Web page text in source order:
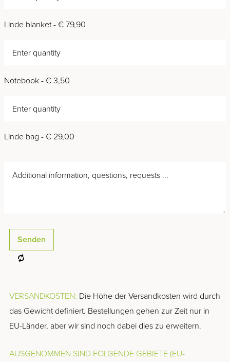
Linde blanket - € 79,90
Notebook - € 3,50
Linde bag - € 29,00
VERSANDKOSTEN: Die Höhe der Versandkosten wird durch
das Gewicht definiert. Bestellungen gehen zur Zeit nur in
EU-Länder, aber wir sind noch dabei dies zu erweitern.
AUSGENOMMEN SIND FOLGENDE GEBIETE (EU-